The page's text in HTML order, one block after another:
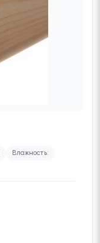
Влажность: